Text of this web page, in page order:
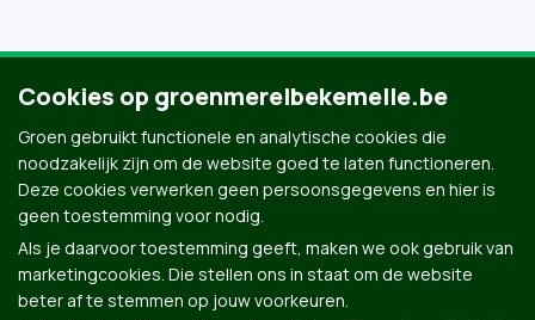
Groen.be
Cookies op groenmerelbekemelle.be
Groen gebruikt functionele en analytische cookies die
noodzakelijk zijn om de website goed te laten functioneren.
Deze cookies verwerken geen persoonsgegevens en hier is
geen toestemming voor nodig.
Als je daarvoor toestemming geeft, maken we ook gebruik van
marketingcookies. Die stellen ons in staat om de website
beter af te stemmen op jouw voorkeuren.